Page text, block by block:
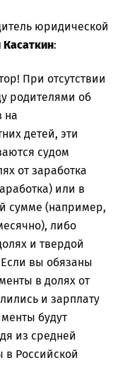
юридической
:
При отсутствии
родителями об
на
детей, эти
судом
от заработка
или в
сумме (например,
либо
и твердой
вы обязаны
в долях от
и зарплату
будут
из средней
в Российской